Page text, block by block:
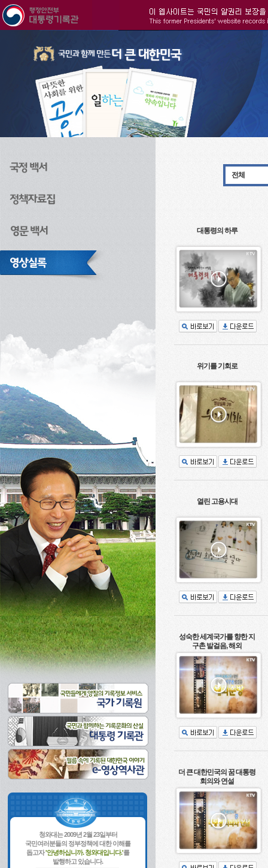
청와대는 2009년 2월 23일부터
국민여러분들의 정부정책에 대한 이해를
돕고자'안녕하십니까. 청와대입니다.'를
발행하고 있습니다.
전체
대통령의 하루
위기를 기회로
열린 고용시대
성숙한 세계국가를 향한 지
구촌 발걸음, 해외
더 큰 대한민국의 꿈 대통령
회의와 연설